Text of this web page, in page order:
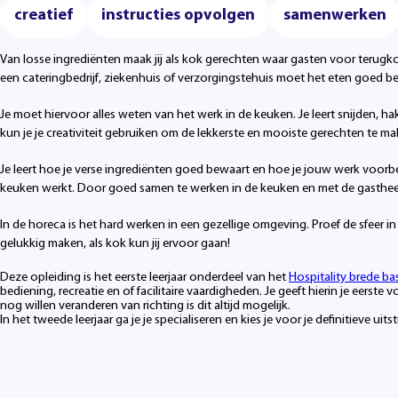
creatief instructies opvolgen samenwerken
Van losse ingrediënten maak jij als kok gerechten waar gasten voor
een cateringbedrijf, ziekenhuis of verzorgingstehuis moet het eten goed
Je moet hiervoor alles weten van het werk in de keuken. Je leert snijden,
kun je je creativiteit gebruiken om de lekkerste en mooiste gerechten te
Je leert hoe je verse ingrediënten goed bewaart en hoe je jouw werk
keuken werkt. Door goed samen te werken in de keuken en met de
In de horeca is het hard werken in een gezellige omgeving. Proef de sfeer
gelukkig maken, als kok kun jij ervoor gaan!
Deze opleiding is het eerste leerjaar onderdeel van het Hospitality brede
bediening, recreatie en of facilitaire vaardigheden.Je geeft hierin je eerste
nog willen veranderen van richting is dit altijd mogelijk.
In het tweede leerjaar ga je je specialiseren en kies je voor je definitieve